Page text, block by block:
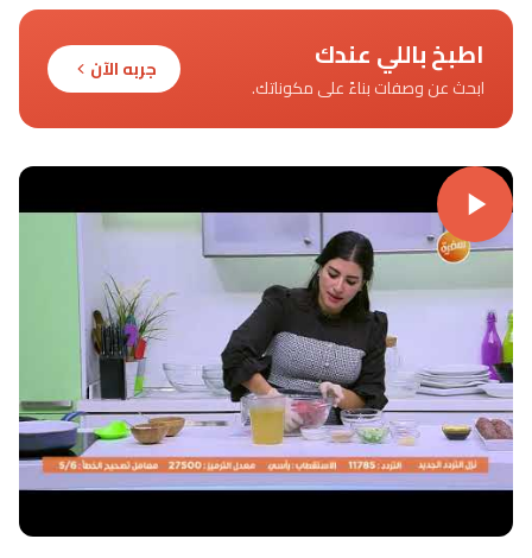
اطبخ باللي عندك
ابحث عن وصفات بناءً على مكوناتك.
جربه الآن